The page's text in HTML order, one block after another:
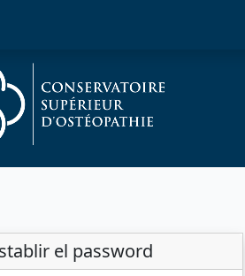
el password